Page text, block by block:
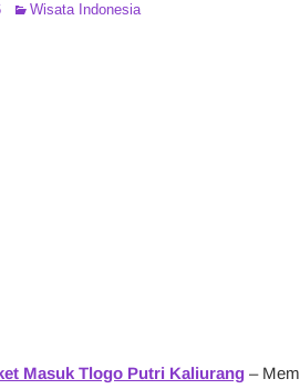
Wisata Indonesia
Masuk Tlogo Putri Kaliurang –